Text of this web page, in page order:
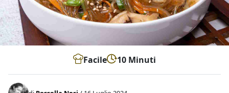
Facile 10 Minuti